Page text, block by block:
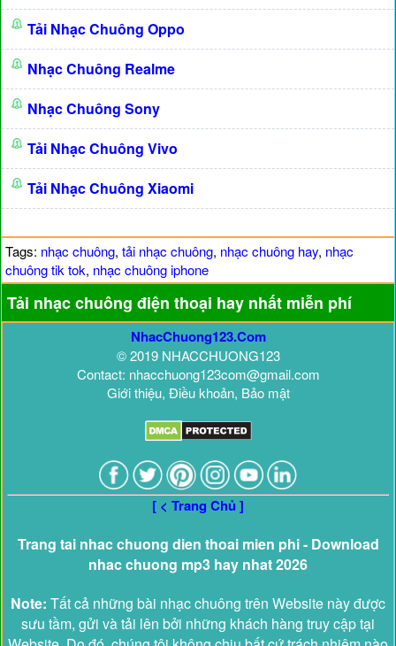
Tải Nhạc Chuông Oppo
Nhạc Chuông Realme
Nhạc Chuông Sony
Tải Nhạc Chuông Vivo
Tải Nhạc Chuông Xiaomi
Tags: nhạc chuông, tải nhạc chuông, nhạc chuông hay, nhạc
chuông tik tok, nhạc chuông iphone
Tải nhạc chuông điện thoại hay nhất miễn phí
NhacChuong123.Com
© 2019 NHACCHUONG123
Contact: nhacchuong123com@gmail.com
Giới thiệu, Điều khoản, Bảo mật
[ < Trang Chủ ]
Trang tai nhac chuong dien thoai mien phi - Download
nhac chuong mp3 hay nhat 2026
Note: Tất cả những bài nhạc chuông trên Website này được
sưu tầm, gửi và tải lên bởi những khách hàng truy cập tại